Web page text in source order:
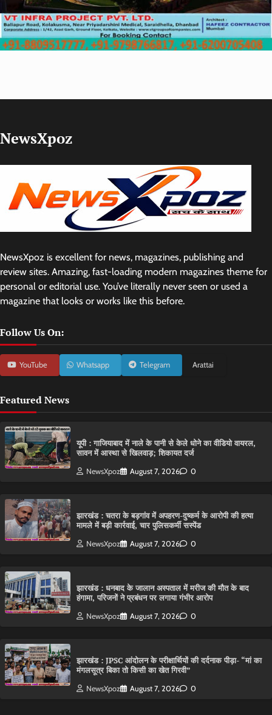
NewsXpoz
NewsXpoz is excellent for news, magazines, publishing and
review sites. Amazing, fast-loading modern magazines theme for
personal or editorial use. You’ve literally never seen or used a
magazine that looks or works like this before.
Follow Us On:
YouTube Whatsapp Telegram Arattai
Featured News
यूपी : गाजियाबाद में नाले के पानी से केले धोने का वीडियो वायरल,
सावन में आस्था से खिलवाड़; शिकायत दर्ज
NewsXpoz August 7, 2026 0
झारखंड : चतरा के बड़गांव में अपहरण-दुष्कर्म के आरोपी की हत्या
मामले में बड़ी कार्रवाई, चार पुलिसकर्मी सस्पेंड
NewsXpoz August 7, 2026 0
झारखंड : धनबाद के जालान अस्पताल में मरीज की मौत के बाद
हंगामा, परिजनों ने प्रबंधन पर लगाया गंभीर आरोप
NewsXpoz August 7, 2026 0
झारखंड : JPSC आंदोलन के परीक्षार्थियों की दर्दनाक पीड़ा- “मां का
मंगलसूत्र बिका तो किसी का खेत गिरवी”
NewsXpoz August 7, 2026 0